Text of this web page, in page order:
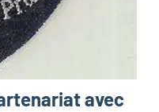
avec